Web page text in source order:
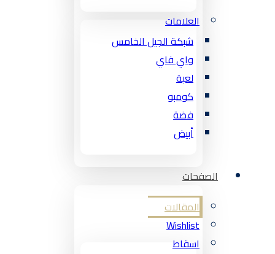
العلامات
شبكة الجيل الخامس
واي فاي
لعبة
كومبو
فضة
أبيض
الصفحات
المقالات
Wishlist
اسقاط